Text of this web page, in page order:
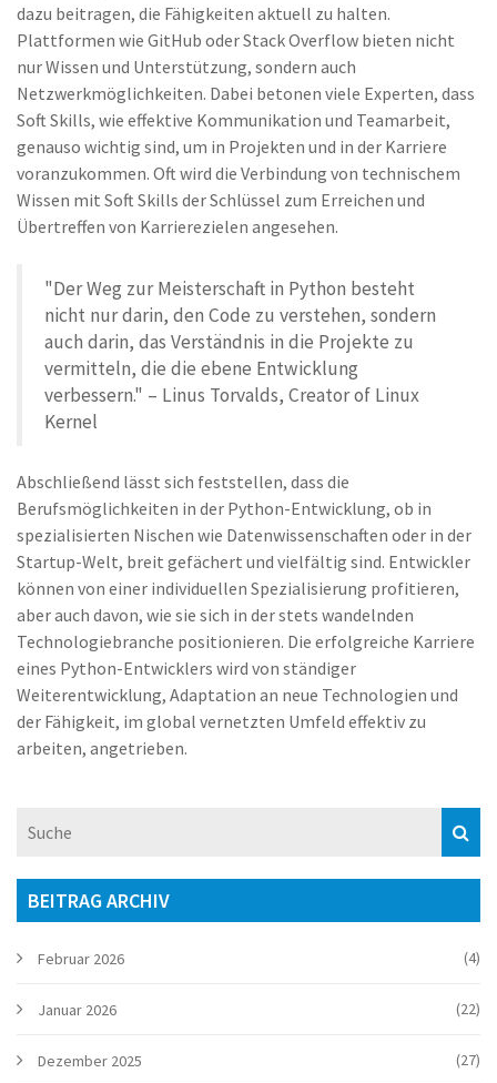
dazu beitragen, die Fähigkeiten aktuell zu halten.
Plattformen wie GitHub oder Stack Overflow bieten nicht
nur Wissen und Unterstützung, sondern auch
Netzwerkmöglichkeiten. Dabei betonen viele Experten, dass
Soft Skills, wie effektive Kommunikation und Teamarbeit,
genauso wichtig sind, um in Projekten und in der Karriere
voranzukommen. Oft wird die Verbindung von technischem
Wissen mit Soft Skills der Schlüssel zum Erreichen und
Übertreffen von Karrierezielen angesehen.
"Der Weg zur Meisterschaft in Python besteht
nicht nur darin, den Code zu verstehen, sondern
auch darin, das Verständnis in die Projekte zu
vermitteln, die die ebene Entwicklung
verbessern." – Linus Torvalds, Creator of Linux
Kernel
Abschließend lässt sich feststellen, dass die
Berufsmöglichkeiten in der Python-Entwicklung, ob in
spezialisierten Nischen wie Datenwissenschaften oder in der
Startup-Welt, breit gefächert und vielfältig sind. Entwickler
können von einer individuellen Spezialisierung profitieren,
aber auch davon, wie sie sich in der stets wandelnden
Technologiebranche positionieren. Die erfolgreiche Karriere
eines Python-Entwicklers wird von ständiger
Weiterentwicklung, Adaptation an neue Technologien und
der Fähigkeit, im global vernetzten Umfeld effektiv zu
arbeiten, angetrieben.
BEITRAG ARCHIV
Februar 2026 (4)
Januar 2026 (22)
Dezember 2025 (27)